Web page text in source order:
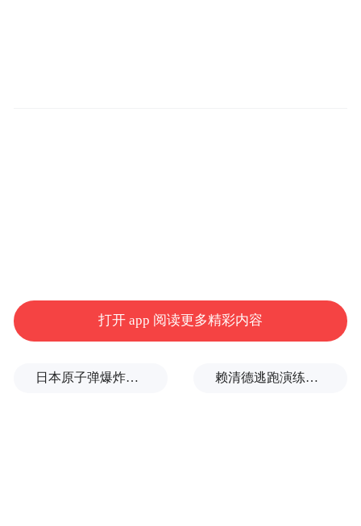
15名外派党员干部，有援疆援青、实习带
队、校际交流、企业挂职等人员，均工作在
面临的廉政风险点相对较多。传统的纪律教
打开 app 阅读更多精彩内容
日本原子弹爆炸亲历者反对高市修改无核三原则，“她应该下台” 赖清德逃跑演练有美方人员参与，台媒体人：终于正式演练逃亡计划了